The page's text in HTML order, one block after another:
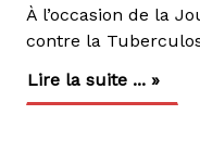
À l’occasion de la
Lire la suite ... »